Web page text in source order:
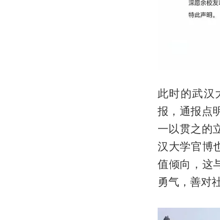
此时的武汉
报，通报点
一以贯之的
汉大学官博
值倾向，这
勇气，善对